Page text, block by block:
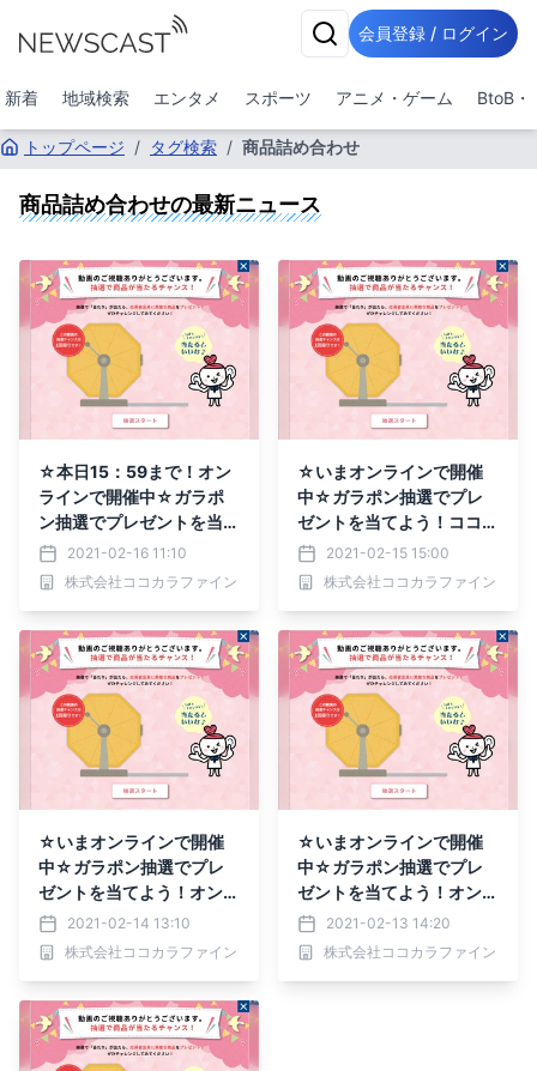
会員登録 / ログイン
新着 地域検索 エンタメ スポーツ アニメ・ゲーム BtoB・
トップページ / タグ検索 / 商品詰め合わせ
商品詰め合わせの最新ニュース
☆本日15：59まで！オン
ラインで開催中☆ガラポ
ン抽選でプレゼントを当て
よう！ココカラファインの
オンライン健康イベント
2021-02-16 11:10
株式会社ココカラファイン
☆いまオンラインで開催
中☆ガラポン抽選でプレ
ゼントを当てよう！ココカ
ラファインのオンライン健
康イベント
2021-02-15 15:00
株式会社ココカラファイン
☆いまオンラインで開催
中☆ガラポン抽選でプレ
ゼントを当てよう！オンラ
イン健康イベント開催中！
2021-02-14 13:10
株式会社ココカラファイン
☆いまオンラインで開催
中☆ガラポン抽選でプレ
ゼントを当てよう！オンラ
イン健康イベント開催中！
2021-02-13 14:20
株式会社ココカラファイン